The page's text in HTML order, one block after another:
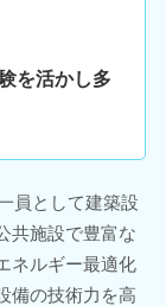
を活かし多
員として建築設
共施設で豊富な
ネルギー最適化
備の技術力を高